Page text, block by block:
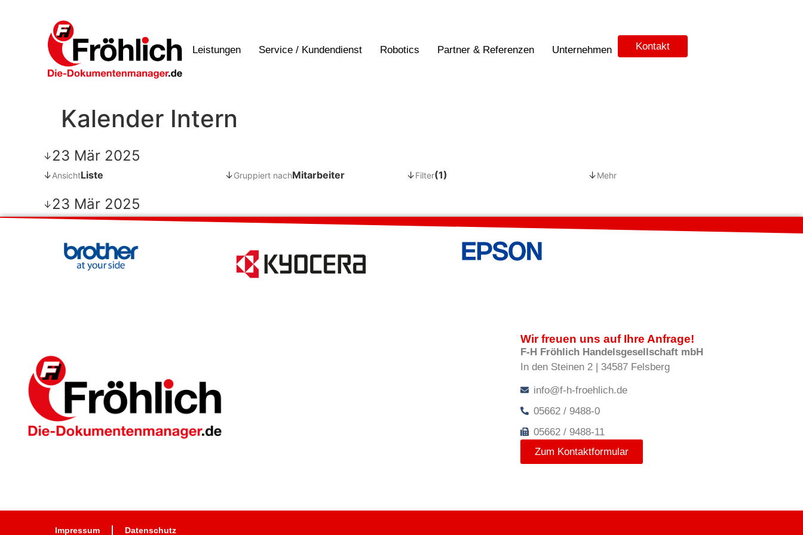
Leistungen Service / Kundendienst Robotics Partner & Referenzen Unternehmen Kontakt
Kalender Intern
↓23 Mär 2025
↓AnsichtListe ↓Gruppiert nachMitarbeiter ↓Filter(1) ↓Mehr
↓23 Mär 2025
Wir freuen uns auf Ihre Anfrage!
F-H Fröhlich Handelsgesellschaft mbH
In den Steinen 2 | 34587 Felsberg
info@f-h-froehlich.de
05662 / 9488-0
05662 / 9488-11
Zum Kontaktformular
Impressum Datenschutz